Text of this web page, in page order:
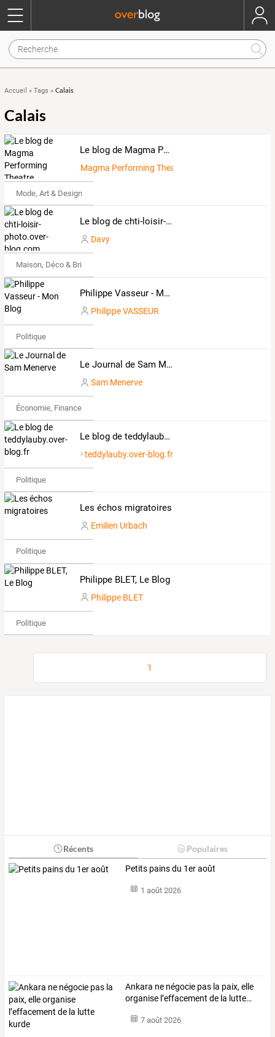
Accueil » Tags » Calais
Calais
Le blog de Magma Performing Theatre
Magma Performing Theatre
Mode, Art & Design
Le blog de chti-loisir-photo.over-blog.com
Davy
Maison, Déco & Bricolage
Philippe Vasseur - Mon Blog
Philippe VASSEUR
Politique
Le Journal de Sam Menerve
Sam Menerve
Économie, Finance & Droit
Le blog de teddylauby.over-blog.fr
teddylauby.over-blog.fr
Politique
Les échos migratoires
Emilien Urbach
Politique
Philippe BLET, Le Blog
Philippe BLET
Politique
1
Récents Populaires
Petits pains du 1er août
1 août 2026
Ankara ne négocie pas la paix, elle
organise l’effacement de la lutte…
7 août 2026